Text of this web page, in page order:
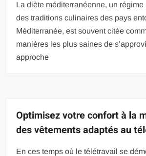
La diète méditerranéenne, un
des traditions culinaires des pays
Méditerranée, est souvent citée
manières les plus saines de
approche
Optimisez votre confort à la
des vêtements adaptés au
En ces temps où le télétravail se